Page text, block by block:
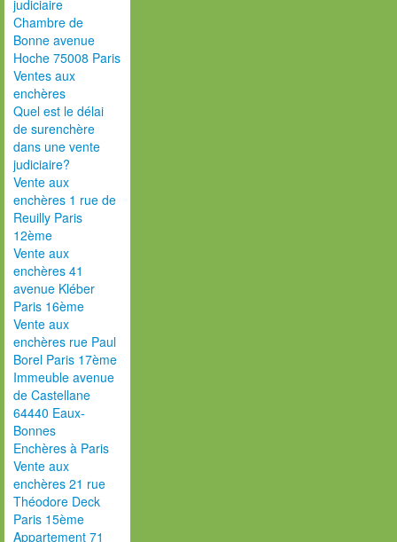
judiciaire
Chambre de
Bonne avenue
Hoche 75008 Paris
Ventes aux
enchères
Quel est le délai
de surenchère
dans une vente
judiciaire?
Vente aux
enchères 1 rue de
Reuilly Paris
12ème
Vente aux
enchères 41
avenue Kléber
Paris 16ème
Vente aux
enchères rue Paul
Borel Paris 17ème
Immeuble avenue
de Castellane
64440 Eaux-
Bonnes
Enchères à Paris
Vente aux
enchères 21 rue
Théodore Deck
Paris 15ème
Appartement 71